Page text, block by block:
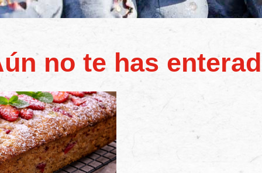
no te has